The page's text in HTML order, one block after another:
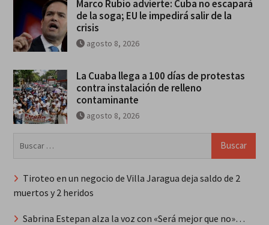
Marco Rubio advierte: Cuba no escapará
de la soga; EU le impedirá salir de la
crisis
agosto 8, 2026
La Cuaba llega a 100 días de protestas
contra instalación de relleno
contaminante
agosto 8, 2026
Tiroteo en un negocio de Villa Jaragua deja saldo de 2
muertos y 2 heridos
Sabrina Estepan alza la voz con «Será mejor que no»…